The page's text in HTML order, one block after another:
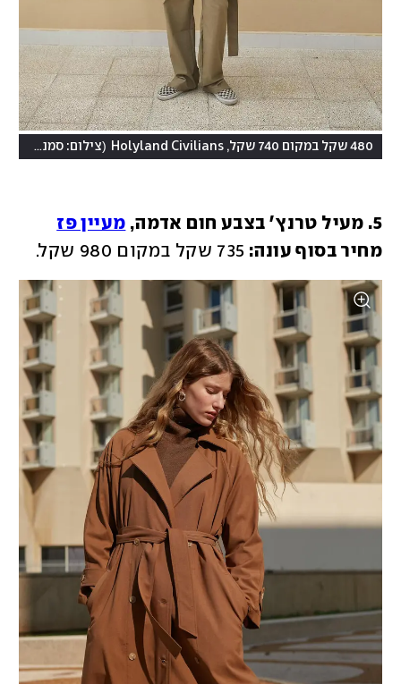
480 שקל במקום 740 שקל, Holyland Civilians (צילום: סמנתה קרצמר
5. מעיל טרנץ' בצבע חום אדמה,
מעיין פז
מחיר בסוף עונה: 735 שקל במקום 980 שקל.